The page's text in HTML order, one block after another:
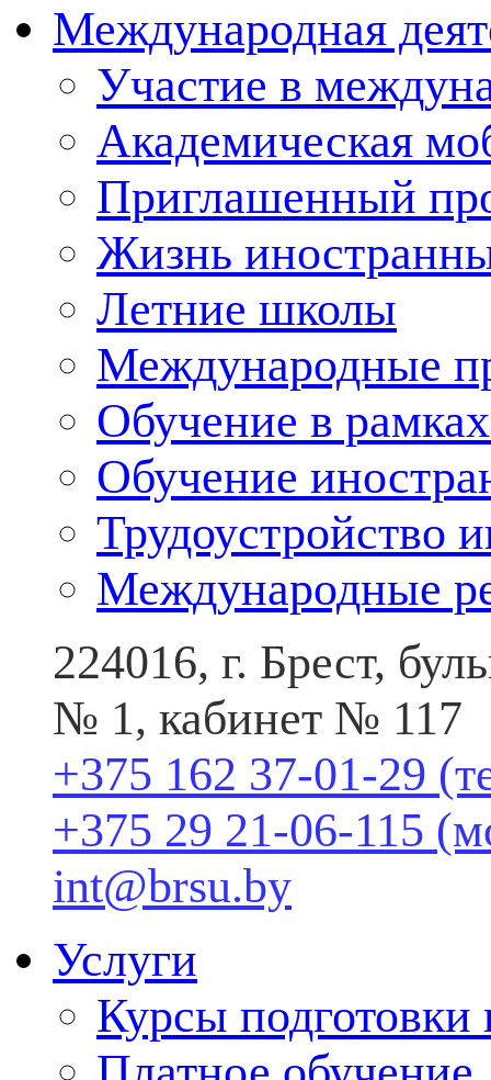
Международная
Участие в
Академическая
Приглашенный
Жизнь
Летние школы
Международные
Обучение в
Обучение
Трудоустройство
Международные
224016, г. Брест,
№ 1, кабинет № 117
+375 162 37-01-29
+375 29 21-06-115
int@brsu.by
Услуги
Курсы